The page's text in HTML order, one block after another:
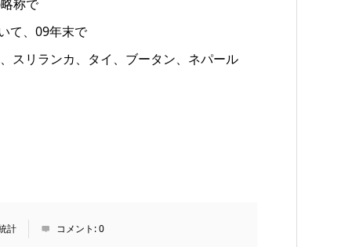
称で
て、09年末で
スリランカ、タイ、ブータン、ネパール
計 コメント:0